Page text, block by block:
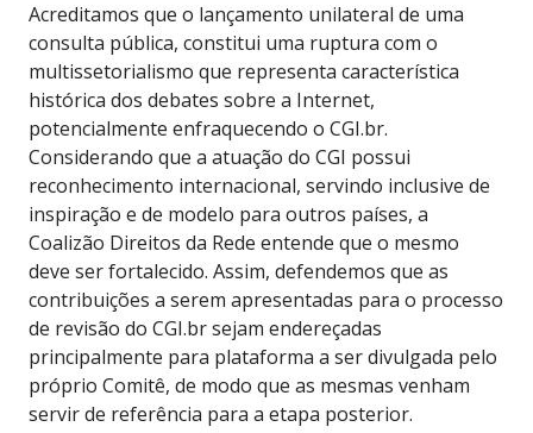
Acreditamos que o lançamento unilateral de uma
consulta pública, constitui uma ruptura com o
multissetorialismo que representa característica
histórica dos debates sobre a Internet,
potencialmente enfraquecendo o CGI.br.
Considerando que a atuação do CGI possui
reconhecimento internacional, servindo inclusive de
inspiração e de modelo para outros países, a
Coalizão Direitos da Rede entende que o mesmo
deve ser fortalecido. Assim, defendemos que as
contribuições a serem apresentadas para o processo
de revisão do CGI.br sejam endereçadas
principalmente para plataforma a ser divulgada pelo
próprio Comitê, de modo que as mesmas venham
servir de referência para a etapa posterior.